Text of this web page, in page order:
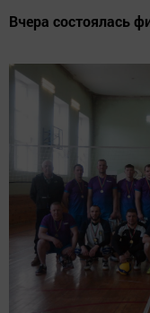
Вчера состоялась